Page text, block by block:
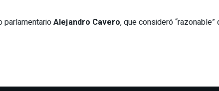
parlamentarioAlejandro Cavero, que consideró